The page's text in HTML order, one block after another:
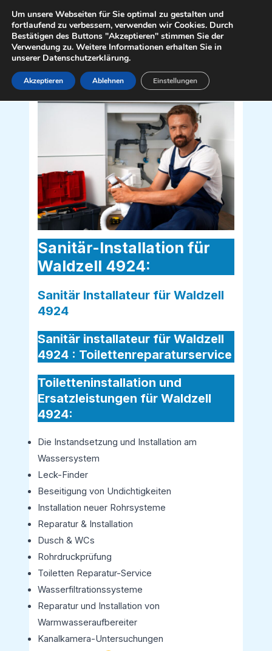
Inhalt
springen
Sanitär Installateur für Waldzell 4924
Sanitär-Installation für
Waldzell 4924:
Sanitär Installateur für Waldzell
4924
Sanitär installateur für Waldzell
4924 : Toilettenreparaturservice
Toiletteninstallation und
Ersatzleistungen für Waldzell
4924:
Die Instandsetzung und Installation am
Wassersystem
Leck-Finder
Beseitigung von Undichtigkeiten
Installation neuer Rohrsysteme
Reparatur & Installation
Dusch & WCs
Rohrdruckprüfung
Toiletten Reparatur-Service
Wasserfiltrationssysteme
Reparatur und Installation von
Warmwasseraufbereiter
Kanalkamera-Untersuchungen
Um unsere Webseiten für Sie optimal zu gestalten und
fortlaufend zu verbessern, verwenden wir Cookies. Durch
Bestätigen des Buttons "Akzeptieren" stimmen Sie der
Verwendung zu. Weitere Informationen erhalten Sie in
unserer Datenschutzerklärung.
Akzeptieren Ablehnen Einstellungen